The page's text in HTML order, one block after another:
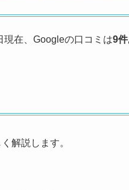
現在、Googleの口コミは9件
解説します。